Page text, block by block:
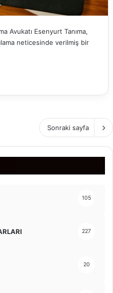
Avukatı Esenyurt Tanıma,
neticesinde verilmiş bir
Sonraki sayfa
105
227
20